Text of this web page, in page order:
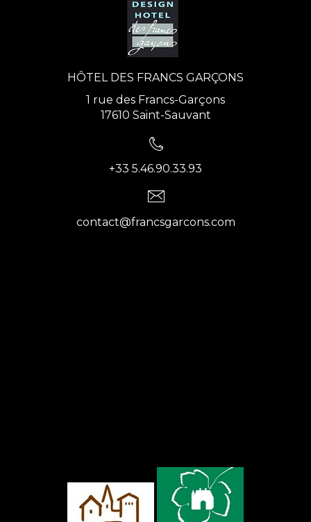
HÔTEL DES FRANCS GARÇONS
1 rue des Francs-Garçons
17610 Saint-Sauvant
+33 5.46.90.33.93
contact@francsgarcons.com